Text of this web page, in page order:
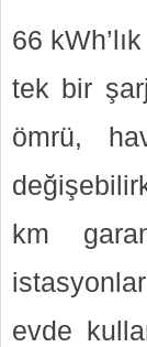
66
tek bir
ömrü,
km
evde